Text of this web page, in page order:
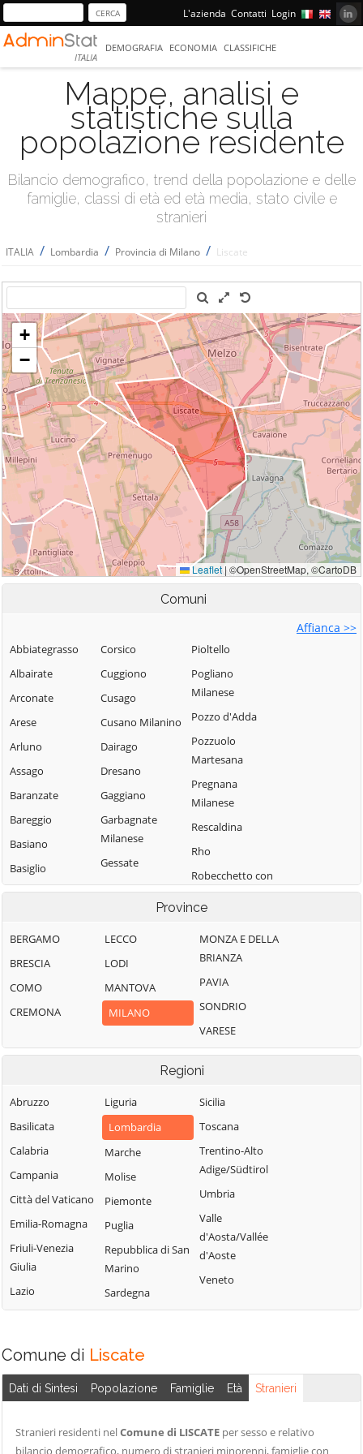
L'azienda Contatti Login
ITALIA
DEMOGRAFIA ECONOMIA CLASSIFICHE
Mappe, analisi e
statistiche sulla
popolazione residente
Bilancio demografico, trend della popolazione e delle
famiglie, classi di età ed età media, stato civile e
stranieri
ITALIA / Lombardia / Provincia di Milano / Liscate
Comuni
Affianca >>
Abbiategrasso
Albairate
Arconate
Arese
Arluno
Assago
Baranzate
Bareggio
Basiano
Basiglio
Bellinzago
Bernate Ticino
Besate
Binasco
Boffalora sopra
Bollate
Bubbiano
Buccinasco
Buscate
Bussero
Busto Garolfo
Calvignasco
Cambiago
Canegrate
Carpiano
Cassano d'Adda
Pecchi
Corsico
Cuggiono
Cusago
Cusano Milanino
Dairago
Dresano
Gaggiano
Garbagnate
Milanese
Gessate
Gorgonzola
Gudo Visconti
Inveruno
Inzago
Lacchiarella
Legnano
Locate di Triulzi
Magenta
Magnago
Marcallo con
Casone
Masate
Mediglia
Melegnano
Melzo
Milano
Motta Visconti
Pioltello
Pogliano
Milanese
Pozzo d'Adda
Pozzuolo
Martesana
Pregnana
Milanese
Rescaldina
Rho
Robecchetto con
Induno
Naviglio
Rodano
Rosate
Rozzano
San Colombano
al Lambro
San Donato
Milanese
San Giorgio su
Legnano
San Giuliano
Olona
San Zenone al
Ticino
Senago
Giovanni
Province
BERGAMO
BRESCIA
COMO
CREMONA
LECCO
LODI
MANTOVA
MILANO
MONZA E DELLA
BRIANZA
PAVIA
SONDRIO
VARESE
Regioni
Abruzzo
Basilicata
Calabria
Campania
Città del Vaticano
Emilia-Romagna
Friuli-Venezia
Giulia
Lazio
Liguria
Lombardia
Marche
Molise
Piemonte
Puglia
Repubblica di San
Marino
Sardegna
Sicilia
Toscana
Trentino-Alto
Adige/Südtirol
Umbria
Valle
d'Aosta/Vallée
d'Aoste
Veneto
Comune di Liscate
Dati di Sintesi Popolazione Famiglie Età Stranieri
Stranieri residenti nelComune di LISCATE per sesso e relativo
bilancio demografico, numero di stranieri minorenni, famiglie con